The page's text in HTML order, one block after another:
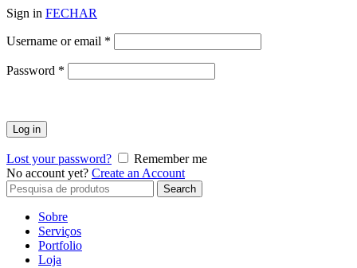
Sign in FECHAR
Username or email *
Password *
Log in
Lost your password?
Remember me
No account yet? Create an Account
Search
for:
Search
Sobre
Serviços
Portfolio
Loja